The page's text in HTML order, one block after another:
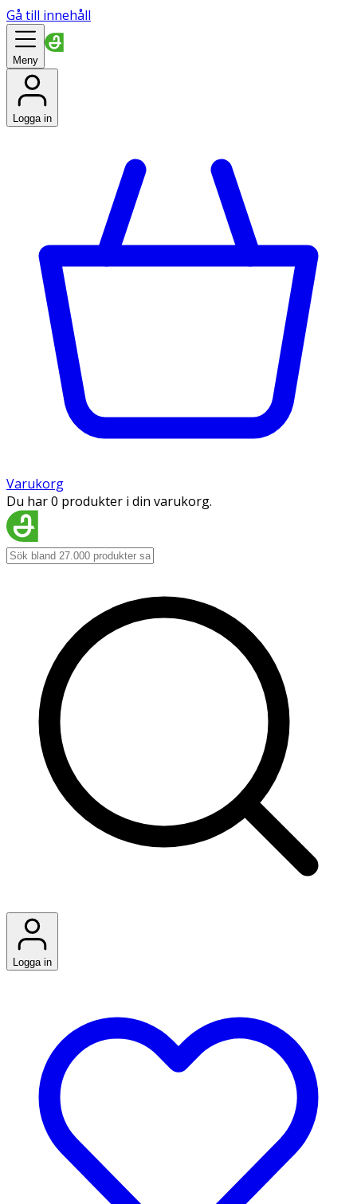
Gå till innehåll
Meny
Logga in
Varukorg
Du har 0 produkter i din varukorg.
Logga in